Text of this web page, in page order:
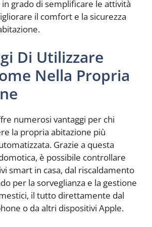
grado di semplificare le attività
il comfort e la sicurezza
Di Utilizzare
Nella Propria
numerosi vantaggi per chi
la propria abitazione più
Grazie a questa
è possibile controllare
smart in casa, dal riscaldamento
per la sorveglianza e la gestione
il tutto direttamente dal
o da altri dispositivi Apple.